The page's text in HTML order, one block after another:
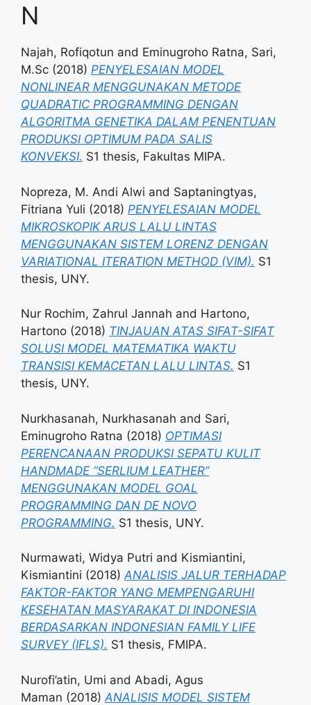
N
Najah, Rofiqotun and Eminugroho Ratna, Sari,
M.Sc (2018) PENYELESAIAN MODEL
NONLINEAR MENGGUNAKAN METODE
QUADRATIC PROGRAMMING DENGAN
ALGORITMA GENETIKA DALAM PENENTUAN
PRODUKSI OPTIMUM PADA SALIS
KONVEKSI. S1 thesis, Fakultas MIPA.
Nopreza, M. Andi Alwi and Saptaningtyas,
Fitriana Yuli (2018) PENYELESAIAN MODEL
MIKROSKOPIK ARUS LALU LINTAS
MENGGUNAKAN SISTEM LORENZ DENGAN
VARIATIONAL ITERATION METHOD (VIM). S1
thesis, UNY.
Nur Rochim, Zahrul Jannah and Hartono,
Hartono (2018) TINJAUAN ATAS SIFAT-SIFAT
SOLUSI MODEL MATEMATIKA WAKTU
TRANSISI KEMACETAN LALU LINTAS. S1
thesis, UNY.
Nurkhasanah, Nurkhasanah and Sari,
Eminugroho Ratna (2018) OPTIMASI
PERENCANAAN PRODUKSI SEPATU KULIT
HANDMADE “SERLIUM LEATHER”
MENGGUNAKAN MODEL GOAL
PROGRAMMING DAN DE NOVO
PROGRAMMING. S1 thesis, UNY.
Nurmawati, Widya Putri and Kismiantini,
Kismiantini (2018)ANALISIS JALUR TERHADAP
FAKTOR-FAKTOR YANG MEMPENGARUHI
KESEHATAN MASYARAKAT DI INDONESIA
BERDASARKAN INDONESIAN FAMILY LIFE
SURVEY (IFLS). S1 thesis, FMIPA.
Nurofi’atin, Umi and Abadi, Agus
Maman (2018) ANALISIS MODEL SISTEM